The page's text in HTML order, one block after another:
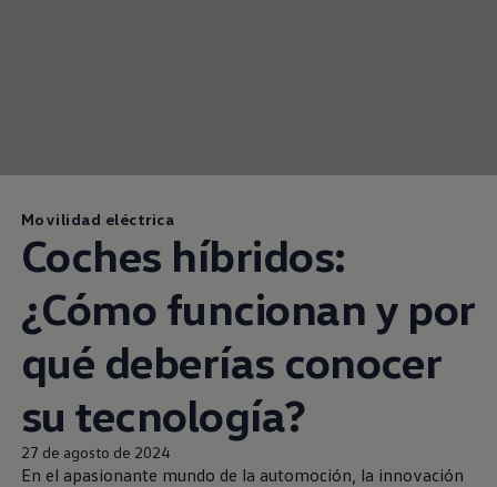
Movilidad eléctrica
Coches híbridos:
¿Cómo funcionan y por
qué deberías conocer
su tecnología?
27 de agosto de 2024
En el apasionante mundo de la automoción, la innovación